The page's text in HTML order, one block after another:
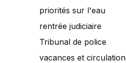
priorités sur l'eau
rentrée judiciaire
Tribunal de police
vacances et circulation